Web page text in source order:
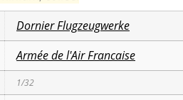
Dornier Flugzeugwerke
Armée de l'Air Francaise
1/32